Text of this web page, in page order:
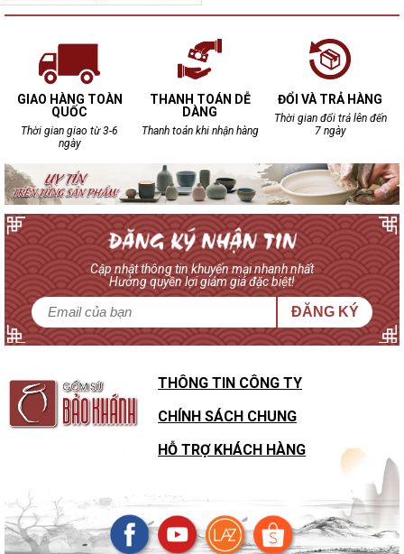
GIAO HÀNG TOÀN
QUỐC
Thời gian giao từ 3-6
ngày
THANH TOÁN DỄ
DÀNG
Thanh toán khi nhận hàng
ĐỔI VÀ TRẢ HÀNG
Thời gian đổi trả lên đến
7 ngày
Cập nhật thông tin khuyến mại nhanh nhất
Hưởng quyền lợi giảm giá đặc biệt!
ĐĂNG KÝ
THÔNG TIN CÔNG TY
CHÍNH SÁCH CHUNG
HỖ TRỢ KHÁCH HÀNG